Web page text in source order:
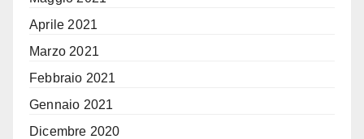
Aprile 2021
Marzo 2021
Febbraio 2021
Gennaio 2021
Dicembre 2020